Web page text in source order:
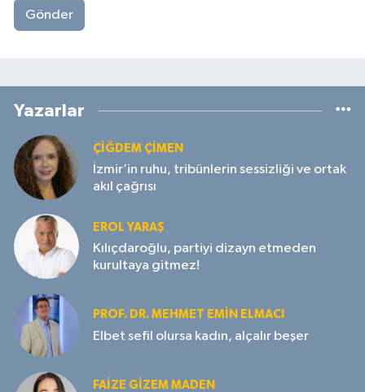
Gönder
Yazarlar
ÇIĞDEM ÇIMEN
İzmir’in ruhu, tribünlerin sessizliği ve ortak
akıl çağrısı
EROL YARAŞ
Kılıçdaroğlu, partiyi dizayn etmeden
kurultaya gitmez!
PROF. DR. MEHMET EMIN ELMACI
Elbet sefil olursa kadın, alçalır beşer
FAIZE GIZEM MADEN